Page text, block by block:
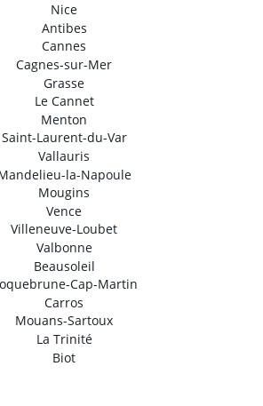
Nice
Antibes
Cannes
Cagnes-sur-Mer
Grasse
Le Cannet
Menton
Saint-Laurent-du-Var
Vallauris
la-Napoule
Mougins
Vence
Villeneuve-Loubet
Valbonne
Beausoleil
Cap-Martin
Carros
Mouans-Sartoux
La Trinité
Biot